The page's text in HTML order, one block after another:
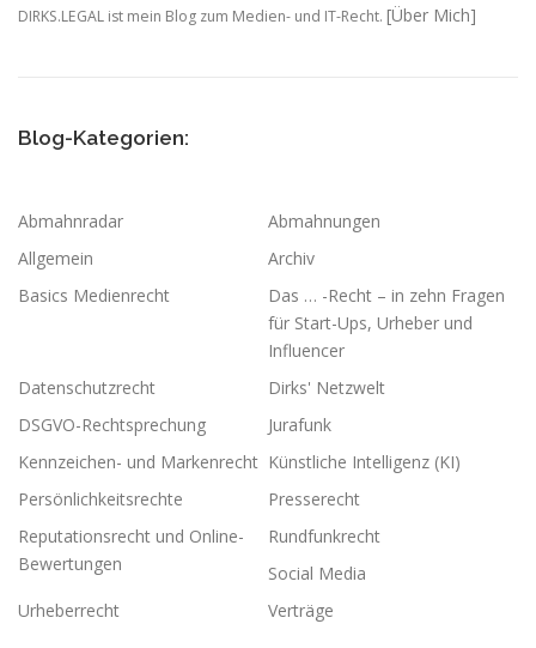
DIRKS.LEGAL ist mein Blog zum Medien- und IT-Recht. [Über Mich]
Blog-Kategorien:
Abmahnradar
Abmahnungen
Allgemein
Archiv
Basics Medienrecht
Das … -Recht – in zehn Fragen
für Start-Ups, Urheber und
Influencer
Datenschutzrecht
Dirks' Netzwelt
DSGVO-Rechtsprechung
Jurafunk
Kennzeichen- und Markenrecht Künstliche Intelligenz (KI)
Persönlichkeitsrechte
Presserecht
Reputationsrecht und Online-
Bewertungen
Rundfunkrecht
Social Media
Urheberrecht
Verträge